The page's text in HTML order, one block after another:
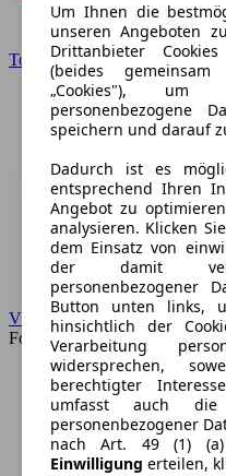
Toyota
VW
Forum
Um Ihnen die
unseren Angeboten
Drittanbieter
(beides
„Cookies"), um
personenbezogene
speichern und darauf
Dadurch ist es
entsprechend Ihren
Angebot zu
analysieren. Klicken
dem Einsatz von
der damit
personenbezogener
Button unten links,
hinsichtlich der
Verarbeitung
widersprechen,
berechtigter
umfasst auch die
personenbezogener
nach Art. 49 (1) (a)
Einwilligung erteilen,